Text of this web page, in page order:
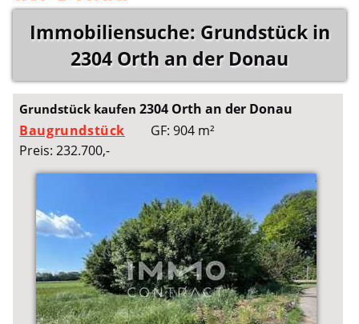
Immobiliensuche: Grundstück in
2304 Orth an der Donau
Grundstück kaufen2304 Orth an der Donau
Baugrundstück
GF: 904 m²
Preis: 232.700,-